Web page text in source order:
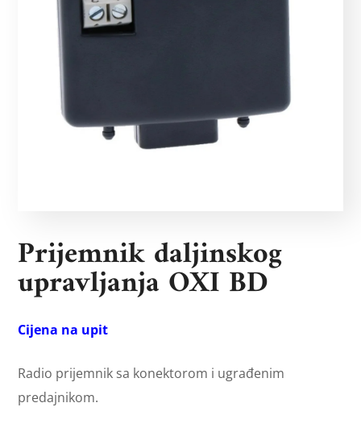
Prijemnik daljinskog
upravljanja OXI BD
Cijena na upit
Radio prijemnik sa konektorom i ugrađenim
predajnikom.